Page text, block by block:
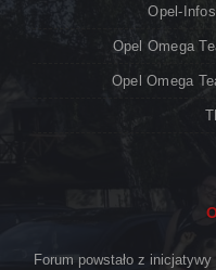
Opel-
Opel Omega
Opel Omega
Forum powstało z